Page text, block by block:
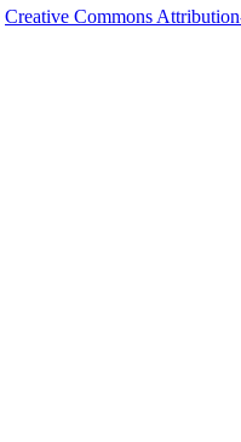
Creative Commons